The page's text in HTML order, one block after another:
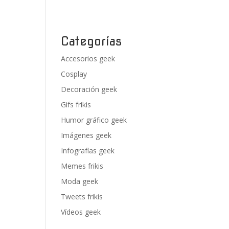
Categorías
Accesorios geek
Cosplay
Decoración geek
Gifs frikis
Humor gráfico geek
Imágenes geek
Infografías geek
Memes frikis
Moda geek
Tweets frikis
Vídeos geek